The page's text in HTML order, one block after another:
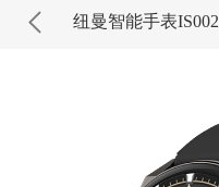
纽曼智能手表IS002